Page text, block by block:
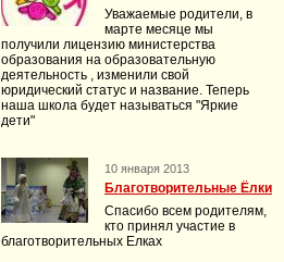
Уважаемые родители, в
марте месяце мы
получили лицензию министерства
образования на образовательную
деятельность , изменили свой
юридический статус и название. Теперь
наша школа будет называться "Яркие
дети"
10 января 2013
Благотворительные Ёлки
Спасибо всем родителям,
кто принял участие в
благотворительных Елках